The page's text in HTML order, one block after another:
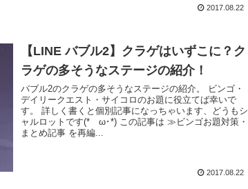
2017.08.22
【LINE バブル2】クラゲはいずこに？ク
ラゲの多そうなステージの紹介！
バブル2のクラゲの多そうなステージの紹介。 ビンゴ・
デイリークエスト・サイコロのお題に役立てば幸いで
す。 詳しく書くと個別記事になっちゃいます、どうもシ
ャルロットです(*ゝω･*) この記事は ≫ビンゴお題対策・
まとめ記事 を再編...
2017.08.22